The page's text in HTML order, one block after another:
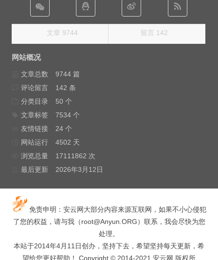
文章 9744 留言 142
网站概况
文章总数
9744 篇
评论留言
142 条
分类目录
50 个
文章标签
7534 个
友情链接
24 个
网站运行
4502 天
浏览总量
17111862 次
最后更新
2026年3月12日
免责申明：安云网大部分内容来源互联网，如果不小心侵犯
了您的权益，请与我（root@Anyun.ORG）联系，我会尽快为您
处理。
本站于2014年4月11日创办，坚持下去，希望坚持每天更新，希
望给您更好帮助！ Copyright © 2014-2021 安云网 版权所